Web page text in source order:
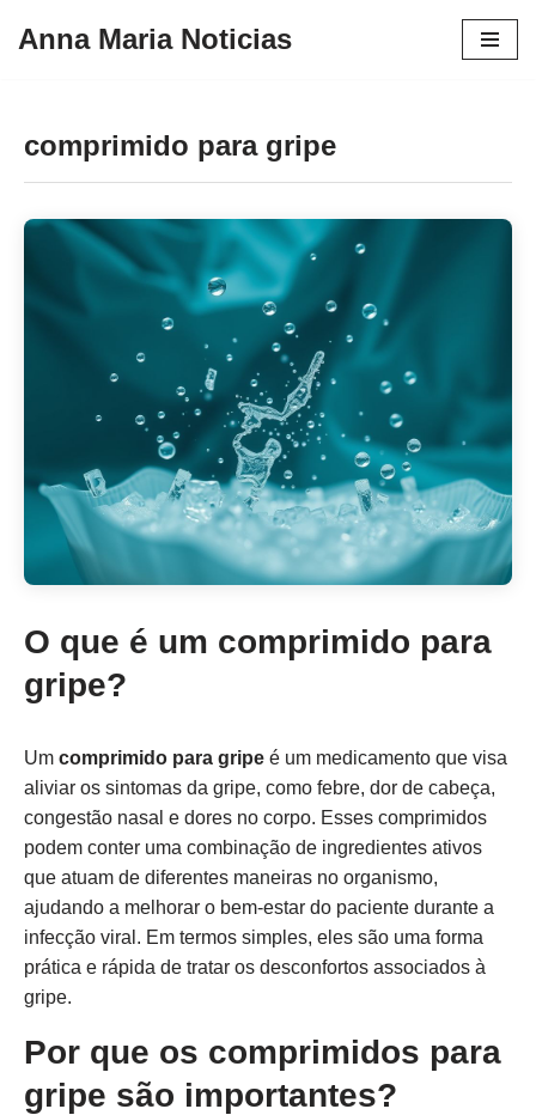
conteúdo
Anna Maria Noticias
comprimido para gripe
O que é um comprimido para
gripe?
Um comprimido para gripe é um medicamento que visa
aliviar os sintomas da gripe, como febre, dor de cabeça,
congestão nasal e dores no corpo. Esses comprimidos
podem conter uma combinação de ingredientes ativos
que atuam de diferentes maneiras no organismo,
ajudando a melhorar o bem-estar do paciente durante a
infecção viral. Em termos simples, eles são uma forma
prática e rápida de tratar os desconfortos associados à
gripe.
Por que os comprimidos para
gripe são importantes?